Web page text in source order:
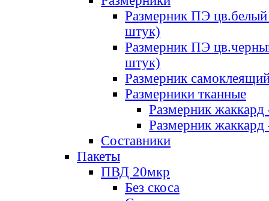
Размерник ПЭ цв.белый
штук)
Размерник ПЭ
штук)
Размерник
Размерники тканные
Размерник
Размерник
Составники
Пакеты
ПВД 20мкр
Без скоса